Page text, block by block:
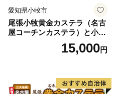
愛知県小牧市
尾張小牧黄金カステラ（名古
屋コーチンカステラ）と小牧
山城バウムクーヘン（コーチ
ン卵と和三盆糖使用）のセッ
三盆 小牧銘菓 バウムクーヘ
ン 常温 愛知県 小牧市 アンプ
15,000円